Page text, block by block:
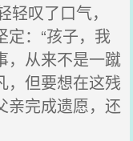
叹了口气，
定：“孩子，我
，从来不是一蹴
，但要想在这残
亲完成遗愿，还